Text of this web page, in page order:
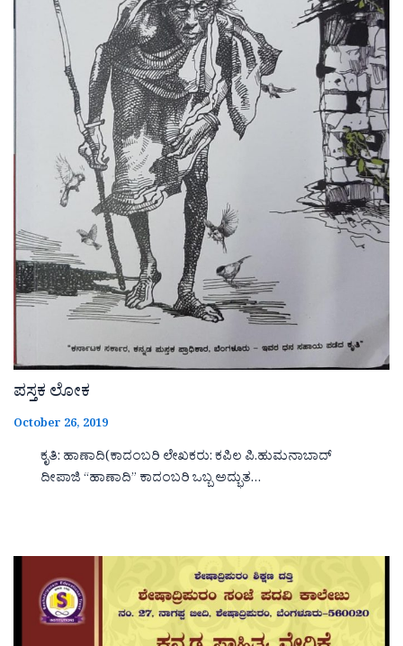
ಪಸ್ತಕ ಲೋಕ
October 26, 2019
ಕೃತಿ: ಹಾಣಾದಿ(ಕಾದಂಬರಿ ಲೇಖಕರು: ಕಪಿಲ ಪಿ.ಹುಮನಾಬಾದ್
ದೀಪಾಜಿ “ಹಾಣಾದಿ‌‌‌‌” ಕಾದಂಬರಿ ಒಬ್ಬ ಅದ್ಭುತ…